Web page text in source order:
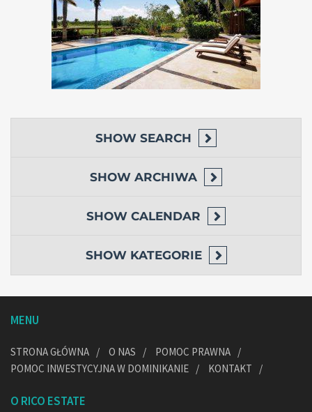
SHOW SEARCH
SHOW ARCHIWA
SHOW CALENDAR
SHOW KATEGORIE
MENU
STRONA GŁÓWNA O NAS
POMOC PRAWNA
POMOC INWESTYCYJNA W DOMINIKANIE
KONTAKT
O RICO ESTATE